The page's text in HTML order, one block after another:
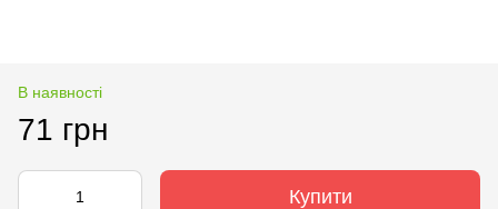
В наявності
71 грн
Купити